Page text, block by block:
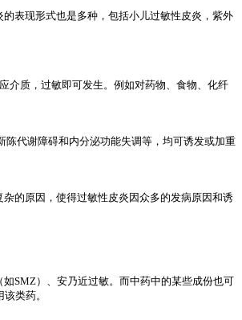
表现形式也是多种，包括小儿过敏性皮炎，紫外
介质，过敏即可发生。例如对药物、食物、化纤
代谢障碍和内分泌功能失调等，均可诱发或加重
的原因，使得过敏性皮炎因众多的发病原因和诱
SMZ）、安乃近过敏。而中药中的某些成份也可
类药。